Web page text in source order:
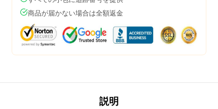
商品が届かない場合は全額返金
説明